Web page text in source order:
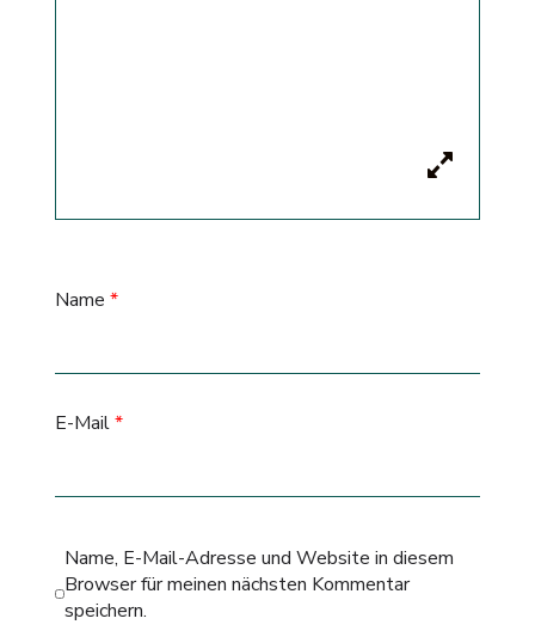
Name *
E-Mail*
Name, E-Mail-Adresse und Website in diesem
Browser für meinen nächsten Kommentar
speichern.